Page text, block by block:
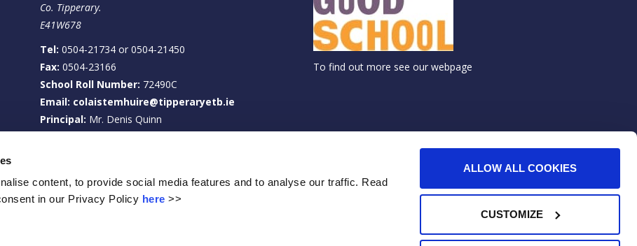
content, to provide social media features and to analyse our traffic. Read
in our Privacy Policy here >>
ALLOW ALL COOKIES
CUSTOMIZE
Co. Tipperary.
E41W678
Tel: 0504-21734 or 0504-21450
Fax: 0504-23166
School Roll Number: 72490C
Email: colaistemhuire@tipperaryetb.ie
Principal: Mr. Denis Quinn
Select Language▼
To find out more see our webpage